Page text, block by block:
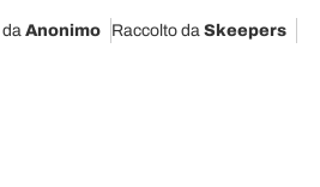
da Anonimo Raccolto da Skeepers